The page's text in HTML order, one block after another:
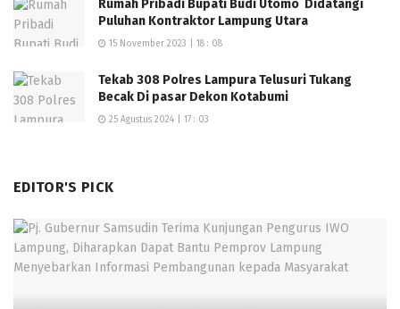
Rumah Pribadi Bupati Budi Utomo Didatangi
Puluhan Kontraktor Lampung Utara
15 November 2023 | 18 : 08
Tekab 308 Polres Lampura Telusuri Tukang
Becak Di pasar Dekon Kotabumi
25 Agustus 2024 | 17 : 03
EDITOR'S PICK